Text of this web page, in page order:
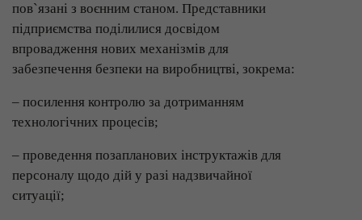
пов`язані з воєнним станом. Представники
підприємства поділилися досвідом
впровадження нових механізмів для
забезпечення безпеки на виробництві, зокрема:
– посилення контролю за дотриманням
технологічних процесів;
– проведення позапланових інструктажів для
персоналу щодо дій у разі надзвичайної
ситуації;